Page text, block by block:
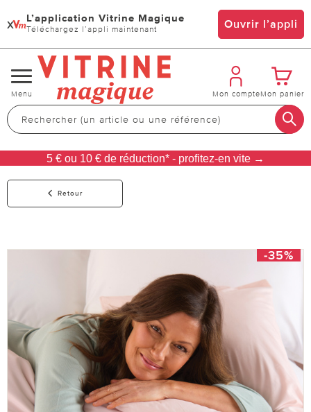
x L’application Vitrine Magique
Téléchargez l’appli maintenant Ouvrir l’appli
Changer
de
navigation
Menu Mon compteMon panier
5 € ou 10 € de réduction* - profitez-en vite →
Retour
-35%